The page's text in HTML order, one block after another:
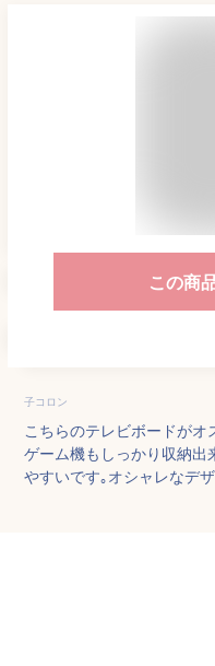
この商
子コロン
こちらのテレビボードが
ゲーム機もしっかり収納
やすいです｡オシャレなデ